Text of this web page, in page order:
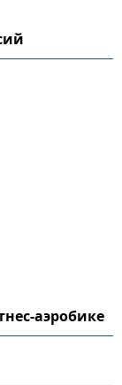
аэробике